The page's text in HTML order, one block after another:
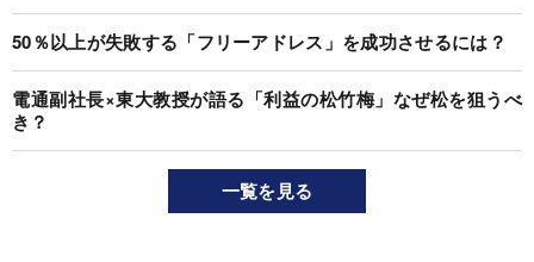
50％以上が失敗する「フリーアドレス」を成功させるには？
電通副社長×東大教授が語る「利益の松竹梅」なぜ松を狙うべ
き？
一覧を見る